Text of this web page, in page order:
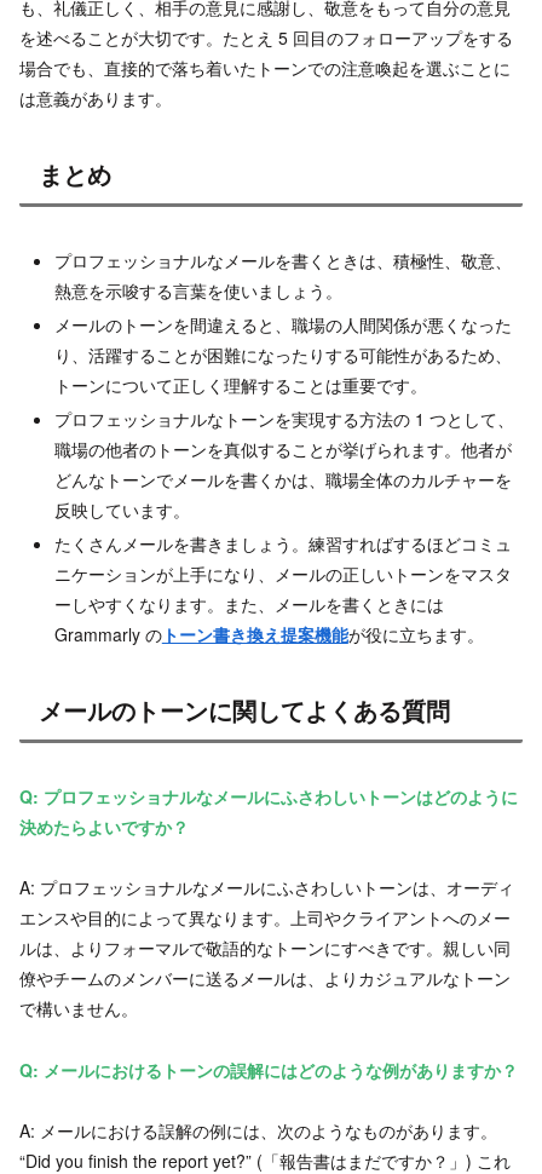
も、礼儀正しく、相手の意見に感謝し、敬意をもって自分の意見
を述べることが大切です。たとえ 5 回目のフォローアップをする
場合でも、直接的で落ち着いたトーンでの注意喚起を選ぶことに
は意義があります。
まとめ
プロフェッショナルなメールを書くときは、積極性、敬意、
熱意を示唆する言葉を使いましょう。
メールのトーンを間違えると、職場の人間関係が悪くなった
り、活躍することが困難になったりする可能性があるため、
トーンについて正しく理解することは重要です。
プロフェッショナルなトーンを実現する方法の 1 つとして、
職場の他者のトーンを真似することが挙げられます。他者が
どんなトーンでメールを書くかは、職場全体のカルチャーを
反映しています。
たくさんメールを書きましょう。練習すればするほどコミュ
ニケーションが上手になり、メールの正しいトーンをマスタ
ーしやすくなります。また、メールを書くときには
Grammarly のトーン書き換え提案機能が役に立ちます。
メールのトーンに関してよくある質問
Q: プロフェッショナルなメールにふさわしいトーンはどのように
決めたらよいですか？
A: プロフェッショナルなメールにふさわしいトーンは、オーディ
エンスや目的によって異なります。上司やクライアントへのメー
ルは、よりフォーマルで敬語的なトーンにすべきです。親しい同
僚やチームのメンバーに送るメールは、よりカジュアルなトーン
で構いません。
Q: メールにおけるトーンの誤解にはどのような例がありますか？
A: メールにおける誤解の例には、次のようなものがあります。
“Did you finish the report yet?” (「報告書はまだですか？」) これ